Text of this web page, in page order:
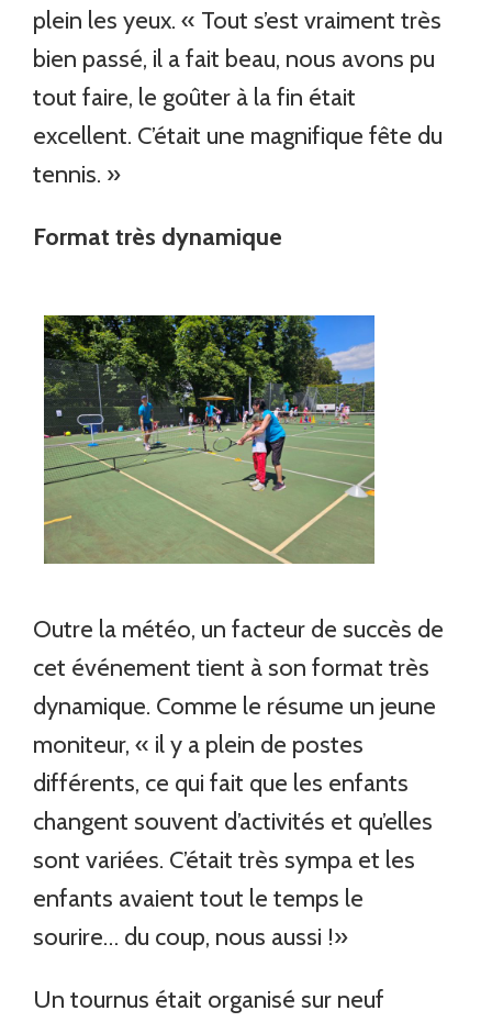
plein les yeux. « Tout s’est vraiment très
bien passé, il a fait beau, nous avons pu
tout faire, le goûter à la fin était
excellent. C’était une magnifique fête du
tennis. »
Format très dynamique
Outre la météo, un facteur de succès de
cet événement tient à son format très
dynamique. Comme le résume un jeune
moniteur, « il y a plein de postes
différents, ce qui fait que les enfants
changent souvent d’activités et qu’elles
sont variées. C’était très sympa et les
enfants avaient tout le temps le
sourire… du coup, nous aussi !»
Un tournus était organisé sur neuf